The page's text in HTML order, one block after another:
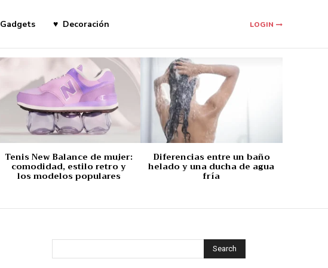
Gadgets ♥ Decoración LOGIN
Tenis New Balance de mujer:
comodidad, estilo retro y
los modelos populares
Diferencias entre un baño
helado y una ducha de agua
fría